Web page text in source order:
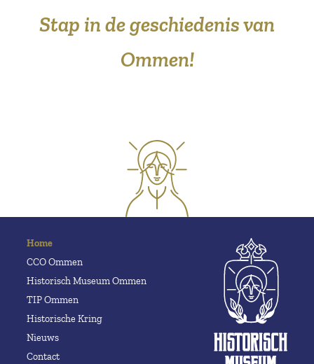
Stap in de geschiedenis van
Ommen!
Home
CCO Ommen
Historisch Museum Ommen
TIP Ommen
Historische Kring
Nieuws
Contact